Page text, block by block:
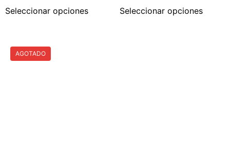
Seleccionar opciones Seleccionar opciones
AGOTADO